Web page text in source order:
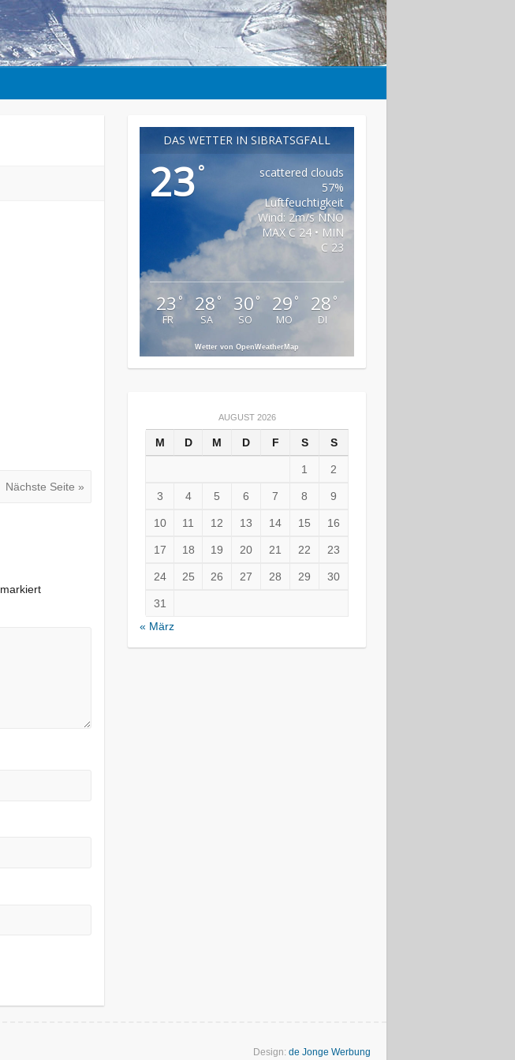
Nächste Seite »
markiert
DAS WETTER IN SIBRATSGFÄLL
23°
scattered clouds
57%
Luftfeuchtigkeit
Wind: 2m/s NNO
MAX C 24 • MIN
C 23
23 °
FR
28 °
SA
30 °
SO
29 °
MO
28 °
DI
Wetter von OpenWeatherMap
AUGUST 2026
M D M D F S S
1 2
3 4 5 6 7 8 9
10 11 12 13 14 15 16
17 18 19 20 21 22 23
24 25 26 27 28 29 30
31
« März
Design: de Jonge Werbung